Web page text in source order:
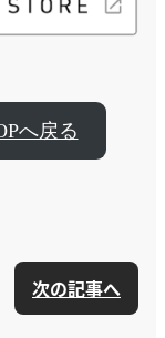
へ戻る
次の記事へ